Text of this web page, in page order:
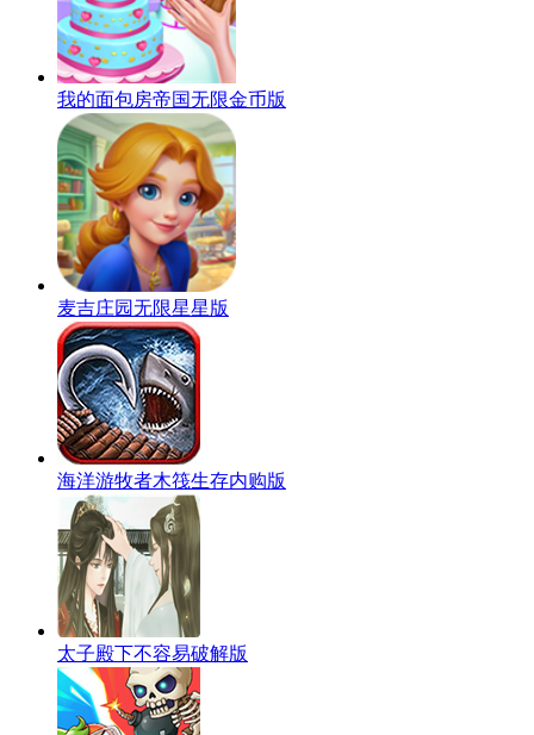
我的面包房帝国无限金币版
麦吉庄园无限星星版
海洋游牧者木筏生存内购版
太子殿下不容易破解版